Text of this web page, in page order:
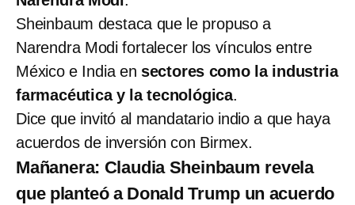
Sheinbaum destaca que le propuso a
Narendra Modi fortalecer los vínculos entre
México e India en sectores como la industria
farmacéutica y la tecnológica.
Dice que invitó al mandatario indio a que haya
acuerdos de inversión con Birmex.
Mañanera: Claudia Sheinbaum revela
que planteó a Donald Trump un acuerdo